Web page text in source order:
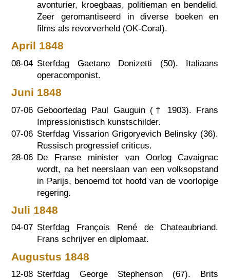
avonturier, kroegbaas, politieman en bendelid.
Zeer geromantiseerd in diverse boeken en
films als revorverheld (OK-Coral).
April 1848
08-04 Sterfdag Gaetano Donizetti (50). Italiaans
operacomponist.
Juni 1848
07-06 Geboortedag Paul Gauguin († 1903). Frans
Impressionistisch kunstschilder.
07-06 Sterfdag Vissarion Grigoryevich Belinsky (36).
Russisch progressief criticus.
28-06 De Franse minister van Oorlog Cavaignac
wordt, na het neerslaan van een volksopstand
in Parijs, benoemd tot hoofd van de voorlopige
regering.
Juli 1848
04-07 Sterfdag François René de Chateaubriand.
Frans schrijver en diplomaat.
Augustus 1848
12-08 Sterfdag George Stephenson (67). Brits